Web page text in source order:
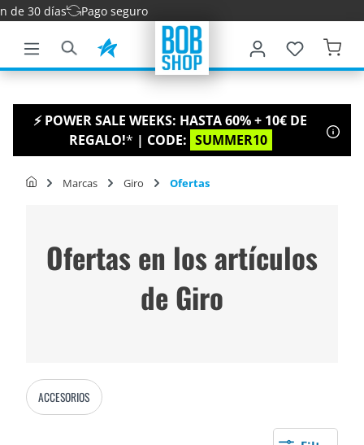
principal
días Pago seguro
⚡ POWER SALE WEEKS: HASTA 60% + 10€ DE
REGALO!* | CODE: SUMMER10
Marcas Giro Ofertas
Ofertas en los artículos
de Giro
ACCESORIOS